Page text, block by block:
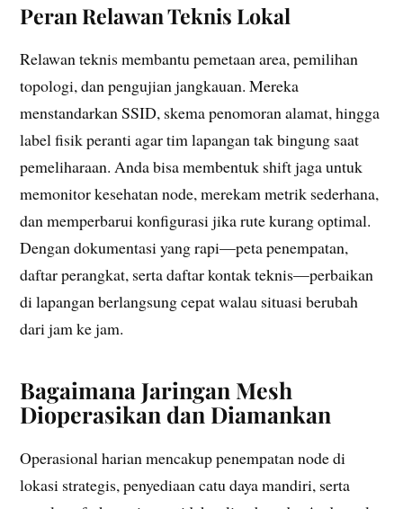
Peran Relawan Teknis Lokal
Relawan teknis membantu pemetaan area, pemilihan
topologi, dan pengujian jangkauan. Mereka
menstandarkan SSID, skema penomoran alamat, hingga
label fisik peranti agar tim lapangan tak bingung saat
pemeliharaan. Anda bisa membentuk shift jaga untuk
memonitor kesehatan node, merekam metrik sederhana,
dan memperbarui konfigurasi jika rute kurang optimal.
Dengan dokumentasi yang rapi—peta penempatan,
daftar perangkat, serta daftar kontak teknis—perbaikan
di lapangan berlangsung cepat walau situasi berubah
dari jam ke jam.
Bagaimana Jaringan Mesh
Dioperasikan dan Diamankan
Operasional harian mencakup penempatan node di
lokasi strategis, penyediaan catu daya mandiri, serta